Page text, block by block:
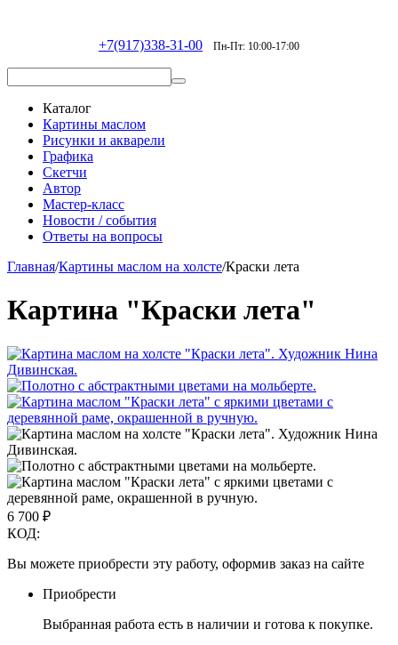
+7(917)338-31-00 Пн-Пт: 10:00-17:00
Каталог
Картины маслом
Рисунки и акварели
Графика
Скетчи
Автор
Мастер-класс
Новости / события
Ответы на вопросы
Главная/Картины маслом на холсте/Краски лета
Картина "Краски лета"
6 700 ₽
КОД:
Вы можете приобрести эту работу, оформив заказ на сайте
Приобрести
Выбранная работа есть в наличии и готова к покупке.